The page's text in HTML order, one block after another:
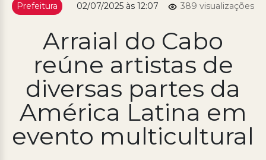
Política de Privacidade
Prefeitura
Diário Oficial
Processo Seletivo
Concursos
Prefeitura 02/07/2025 às 12:07 389 visualizações
Arraial do Cabo
reúne artistas de
diversas partes da
América Latina em
evento multicultural